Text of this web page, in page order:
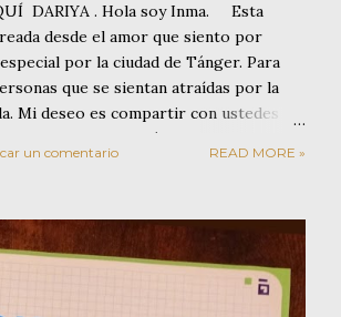
DARIYA . Hola soy Inma. Esta
desde el amor que siento por
por la ciudad de Tánger. Para
que se sientan atraídas por la
Mi deseo es compartir con ustedes
y experiencias. Tánger es una ciudad
sorprenderá por su hospitalidad y por
a su Kasbah o pasear por el zoco
de su artesanía, de sus olores a
un buen té. También propongo una
Cuevas de Hércules y a su famoso Café
un comentario READ MORE »